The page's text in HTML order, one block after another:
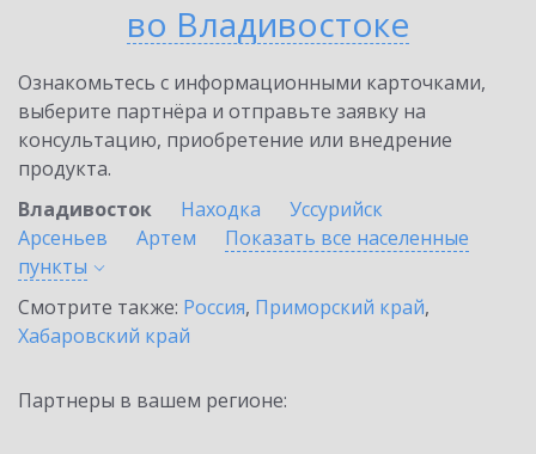
во Владивостоке
Ознакомьтесь с информационными карточками,
выберите партнёра и отправьте заявку на
консультацию, приобретение или внедрение
продукта.
Владивосток
Находка
Уссурийск
Арсеньев
Артем
Показать все населенные
пункты
Смотрите также: Россия, Приморский край,
Хабаровский край
Партнеры в вашем регионе: